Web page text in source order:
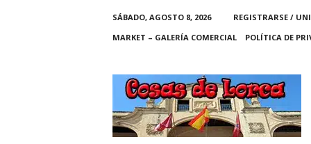
SÁBADO, AGOSTO 8, 2026
REGISTRARSE /
MARKET – GALERÍA COMERCIAL
POLÍTICA DE
C
A
S